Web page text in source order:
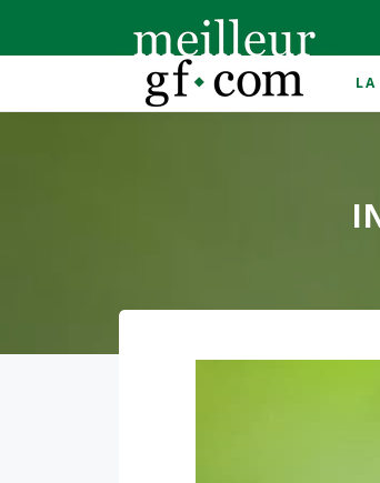
LA
Accueil> foret>Investir dans la